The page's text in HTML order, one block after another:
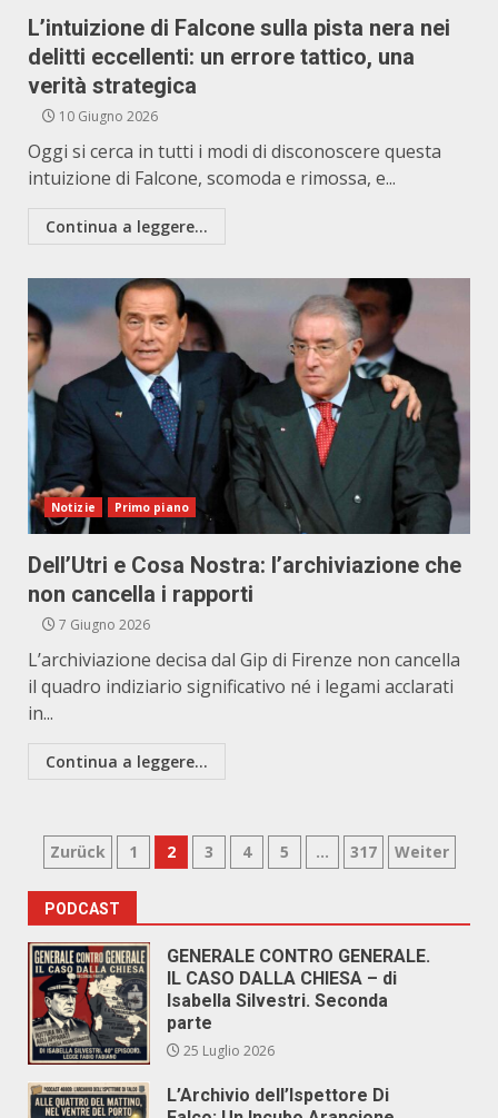
L’intuizione di Falcone sulla pista nera nei
delitti eccellenti: un errore tattico, una
verità strategica
10 Giugno 2026
Oggi si cerca in tutti i modi di disconoscere questa
intuizione di Falcone, scomoda e rimossa, e...
Continua a leggere...
Notizie Primo piano
Dell’Utri e Cosa Nostra: l’archiviazione che
non cancella i rapporti
7 Giugno 2026
L’archiviazione decisa dal Gip di Firenze non cancella
il quadro indiziario significativo né i legami acclarati
in...
Continua a leggere...
Paginazione
degli
articoli
Zurück 1 2 3 4 5 … 317 Weiter
PODCAST
GENERALE CONTRO GENERALE.
IL CASO DALLA CHIESA – di
Isabella Silvestri. Seconda
parte
25 Luglio 2026
L’Archivio dell’Ispettore Di